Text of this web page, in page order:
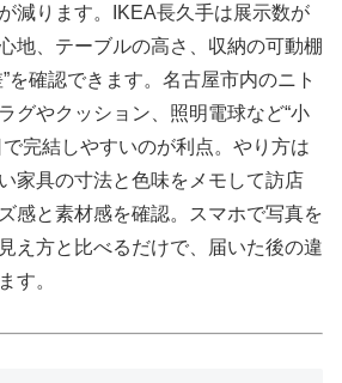
減ります。IKEA長久手は展示数が
地、テーブルの高さ、収納の可動棚
を確認できます。名古屋市内のニト
グやクッション、照明電球など“小
完結しやすいのが利点。やり方は
家具の寸法と色味をメモして訪店
感と素材感を確認。スマホで写真を
え方と比べるだけで、届いた後の違
す。